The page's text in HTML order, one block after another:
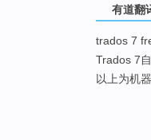
有道翻
trados 7
Trados 7
以上为机